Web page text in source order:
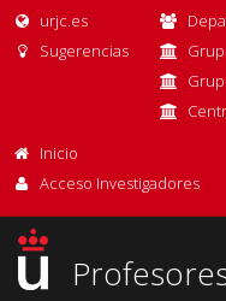
urjc.es
Sugerencias
Inicio
Acceso Investigadores